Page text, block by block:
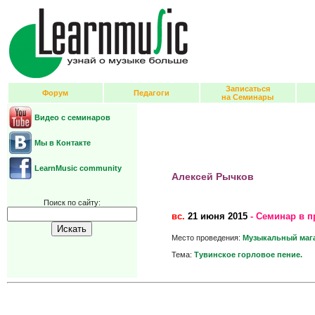
Форум Педагоги
Записаться
на Семинары
Видео с семинаров
Мы в Контакте
LearnMusic community
Поиск по сайту:
Алексей Рычков
вс. 21 июня 2015 - Семинар в
Место проведения:Музыкальный
Тема:Тувинское горловое пение.